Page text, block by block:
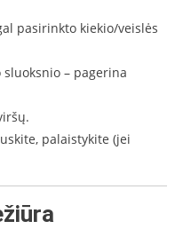
pasirinkto kiekio/veislės
– pagerina
palaistykite (jei